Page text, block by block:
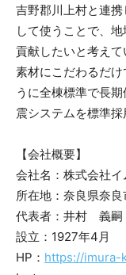
吉野郡川上村と連
して使うことで、
貢献したいと考え
素材にこだわるだ
うに全棟標準で長
震システムを標準採
【会社概要】
会社名：株式会社イ
所在地：奈良県奈
代表者：井村 義嗣
設立：1927年4月
HP： https://imura-